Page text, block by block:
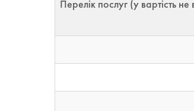
Перелік послуг (у вартість